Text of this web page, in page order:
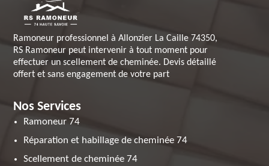
Ramoneur professionnel à Allonzier La Caille 74350,
RS Ramoneur peut intervenir à tout moment pour
effectuer un scellement de cheminée. Devis détaillé
offert et sans engagement de votre part
Nos Services
Ramoneur 74
Réparation et habillage de cheminée 74
Scellement de cheminée 74